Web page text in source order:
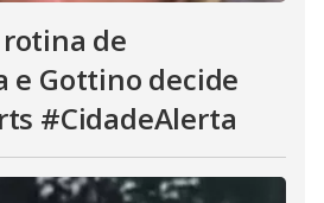
de
e Gottino decide
#CidadeAlerta